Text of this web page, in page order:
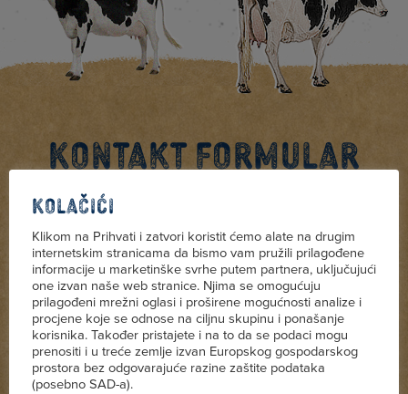
Kontakt formular
Kolačići
Klikom na Prihvati i zatvori koristit ćemo alate na drugim
internetskim stranicama da bismo vam pružili prilagođene
informacije u marketinške svrhe putem partnera, uključujući
one izvan naše web stranice. Njima se omogućuju
prilagođeni mrežni oglasi i proširene mogućnosti analize i
procjene koje se odnose na ciljnu skupinu i ponašanje
korisnika. Također pristajete i na to da se podaci mogu
prenositi i u treće zemlje izvan Europskog gospodarskog
prostora bez odgovarajuće razine zaštite podataka
(posebno SAD-a).